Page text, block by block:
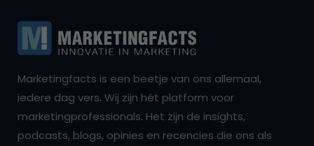
Marketingfacts is een beetje van ons allemaal,
iedere dag vers. Wij zijn hét platform voor
marketingprofessionals. Het zijn de insights,
podcasts, blogs, opinies en recencies die ons als